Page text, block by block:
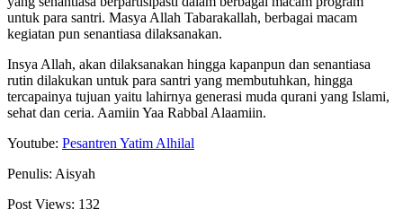
untuk para santri. Masya Allah Tabarakallah, berbagai macam
kegiatan pun senantiasa dilaksanakan.
Insya Allah, akan dilaksanakan hingga kapanpun dan senantiasa
rutin dilakukan untuk para santri yang membutuhkan, hingga
tercapainya tujuan yaitu lahirnya generasi muda qurani yang Islami,
sehat dan ceria. Aamiin Yaa Rabbal Alaamiin.
Youtube: Pesantren Yatim Alhilal
Penulis: Aisyah
Post Views: 132